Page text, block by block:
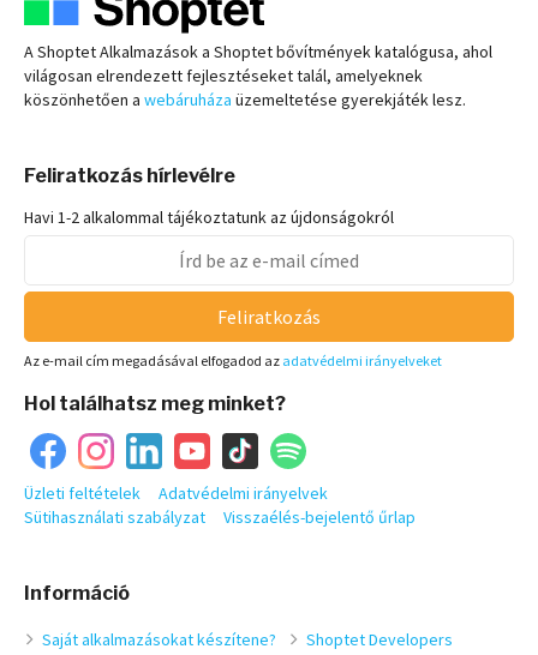
A Shoptet Alkalmazások a Shoptet bővítmények katalógusa, ahol
világosan elrendezett fejlesztéseket talál, amelyeknek
köszönhetően a webáruháza üzemeltetése gyerekjáték lesz.
Információ
Saját alkalmazásokat készítene? Shoptet Developers
Feliratkozás hírlevélre
Havi 1-2 alkalommal tájékoztatunk az újdonságokról
Feliratkozás
Az e-mail cím megadásával elfogadod az adatvédelmi irányelveket
Hol találhatsz meg minket?
Üzleti feltételek
Adatvédelmi irányelvek
Sütihasználati szabályzat
Visszaélés-bejelentő űrlap